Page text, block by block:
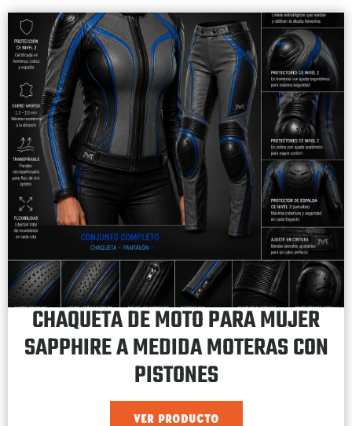
CHAQUETA DE MOTO PARA MUJER
SAPPHIRE A MEDIDA MOTERAS CON
PISTONES
VER PRODUCTO